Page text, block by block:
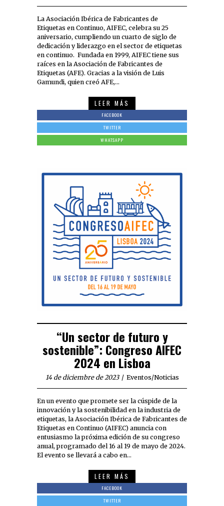
La Asociación Ibérica de Fabricantes de
Etiquetas en Continuo, AIFEC, celebra su 25
aniversario, cumpliendo un cuarto de siglo de
dedicación y liderazgo en el sector de etiquetas
en continuo. Fundada en 1999, AIFEC tiene sus
raíces en la Asociación de Fabricantes de
Etiquetas (AFE). Gracias a la visión de Luis
Gamundi, quien creó AFE,…
LEER MÁS
FACEBOOK
TWITTER
WHATSAPP
“Un sector de futuro y
sostenible”: Congreso AIFEC
2024 en Lisboa
14 de diciembre de 2023 Eventos/Noticias
En un evento que promete ser la cúspide de la
innovación y la sostenibilidad en la industria de
etiquetas, la Asociación Ibérica de Fabricantes de
Etiquetas en Continuo (AIFEC) anuncia con
entusiasmo la próxima edición de su congreso
anual, programado del 16 al 19 de mayo de 2024.
El evento se llevará a cabo en…
LEER MÁS
FACEBOOK
TWITTER